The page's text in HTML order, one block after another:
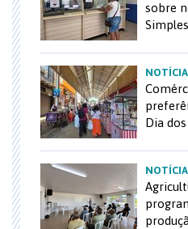
sobre
Dia